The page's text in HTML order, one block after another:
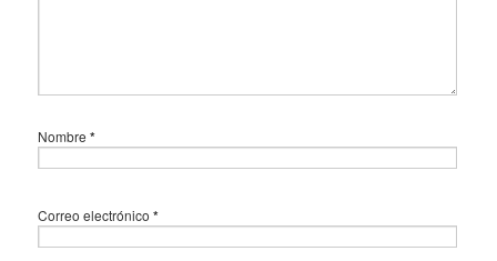
Nombre *
Correo electrónico *